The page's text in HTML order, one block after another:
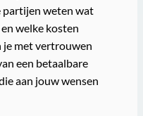
partijen weten wat
welke kosten
je met vertrouwen
een betaalbare
aan jouw wensen